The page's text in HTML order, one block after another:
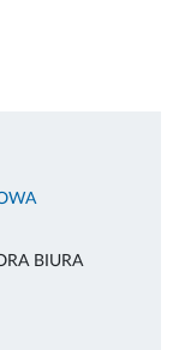
BIURA